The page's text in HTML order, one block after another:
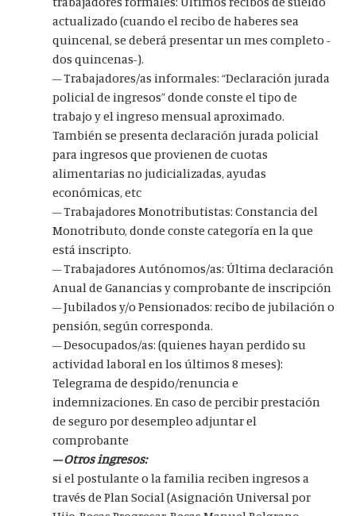
actualizado (cuando el recibo de haberes sea
quincenal, se deberá presentar un mes completo -
dos quincenas-).
– Trabajadores/as informales: “Declaración jurada
policial de ingresos” donde conste el tipo de
trabajo y el ingreso mensual aproximado.
También se presenta declaración jurada policial
para ingresos que provienen de cuotas
alimentarias no judicializadas, ayudas
económicas, etc
– Trabajadores Monotributistas: Constancia del
Monotributo, donde conste categoría en la que
está inscripto.
– Trabajadores Autónomos/as: Última declaración
Anual de Ganancias y comprobante de inscripción
– Jubilados y/o Pensionados: recibo de jubilación o
pensión, según corresponda.
– Desocupados/as: (quienes hayan perdido su
actividad laboral en los últimos 8 meses):
Telegrama de despido/renuncia e
indemnizaciones. En caso de percibir prestación
de seguro por desempleo adjuntar el
comprobante
– Otros ingresos:
si el postulante o la familia reciben ingresos a
través de Plan Social (Asignación Universal por